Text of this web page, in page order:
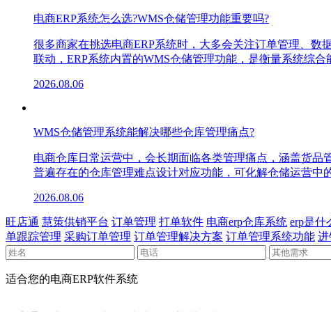
电商ERP系统怎么选?WMS仓储管理功能重要吗?
很多商家在挑选电商ERP系统时，大多会关注订单管理、
联动，ERP系统内置的WMS仓储管理功能，是衡量系统综
2026.08.06
WMS仓储管理系统能解决哪些仓库管理痛点?
电商仓库日常运营中，会长期面临各类管理痛点，涵盖货
普遍存在的仓库管理难点设计对应功能，可化解仓储运营中
2026.08.06
旺店通 慧策供销平台 订单管理 打单软件 电商erp仓库系统 erp是什
单跟踪管理 采购订单管理 订单管理解决方案 订单管理系统功能 进
适合您的电商ERP软件系统